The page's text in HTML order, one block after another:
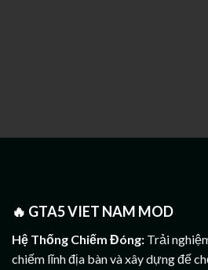
🔥 GTA5 VIET NAM MOD
Hệ Thống Chiếm Đóng: Trải
chiếm lĩnh địa bàn và xây dựng đế